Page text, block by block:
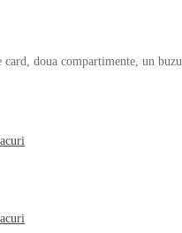
doua compartimente, un